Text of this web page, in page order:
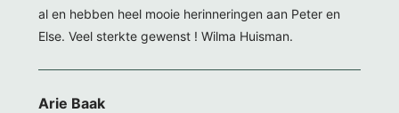
al en hebben heel mooie herinneringen aan Peter en
Else. Veel sterkte gewenst ! Wilma Huisman.
Arie Baak